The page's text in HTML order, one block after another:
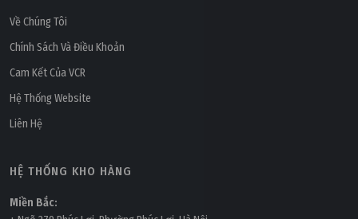
Về Chúng Tôi
Chính Sách Và Điều Khoản
Cam Kết Của VCR
Hệ Thống Website
Liên Hệ
HỆ THỐNG KHO HÀNG
Miền Bắc: